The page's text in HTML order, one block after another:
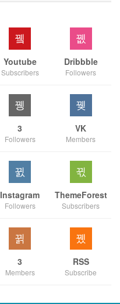
Youtube
Subscribers
Dribbble
Followers
3
Followers
VK
Members
Instagram
Followers
ThemeForest
Subscribers
3
Members
RSS
Subscribe